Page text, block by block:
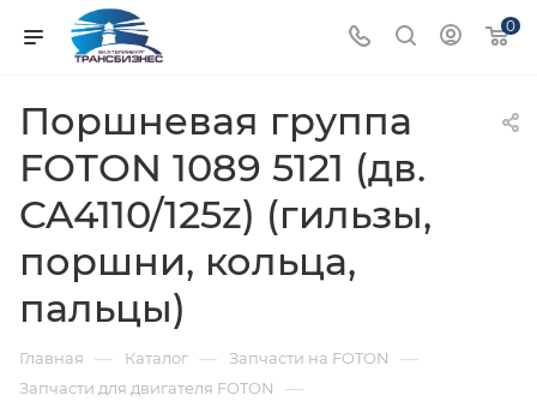
0
Поршневая группа
FOTON 1089 5121 (дв.
CA4110/125z) (гильзы,
поршни, кольца,
пальцы)
Главная — Каталог — Запчасти на FOTON —
Запчасти для двигателя FOTON —